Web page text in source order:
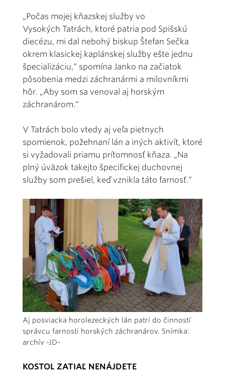
„Počas mojej kňazskej služby vo
Vysokých Tatrách, ktoré patria pod Spišskú
diecézu, mi dal nebohý biskup Štefan Sečka
okrem klasickej kaplánskej služby ešte jednu
špecializáciu,“ spomína Janko na začiatok
pôsobenia medzi záchranármi a milovníkmi
hôr. „Aby som sa venoval aj horským
záchranárom.“
V Tatrách bolo vtedy aj veľa pietnych
spomienok, požehnaní lán a iných aktivít, ktoré
si vyžadovali priamu prítomnosť kňaza. „Na
plný úväzok takejto špecifickej duchovnej
služby som prešiel, keď vznikla táto farnosť.“
Aj posviacka horolezeckých lán patrí do činností
správcu farnosti horských záchranárov. Snímka:
archív -JD-
KOSTOL ZATIAĽ NENÁJDETE